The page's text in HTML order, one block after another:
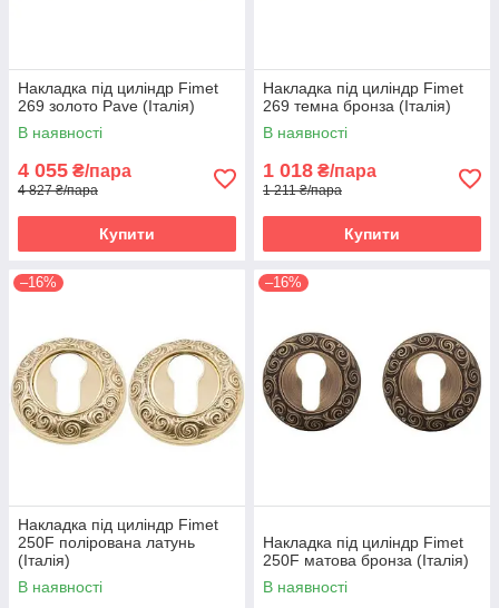
Накладка під циліндр Fimet
269 золото Pave (Італія)
В наявності
4 055 ₴/пара
4 827 ₴/пара
Купити
Накладка під циліндр Fimet
269 темна бронза (Італія)
В наявності
1 018 ₴/пара
1 211 ₴/пара
Купити
–16%
Накладка під циліндр Fimet
250F полірована латунь
(Італія)
В наявності
–16%
Накладка під циліндр Fimet
250F матова бронза (Італія)
В наявності